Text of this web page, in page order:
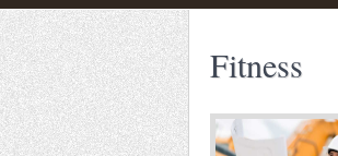
Fitness